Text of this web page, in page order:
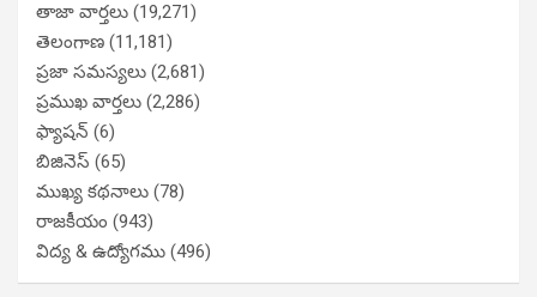
తాజా వార్తలు (19,271)
తెలంగాణ (11,181)
ప్రజా సమస్యలు (2,681)
ప్రముఖ వార్తలు (2,286)
ఫ్యాషన్ (6)
బిజినెస్ (65)
ముఖ్య కథనాలు (78)
రాజకీయం (943)
విద్య & ఉద్యోగము (496)